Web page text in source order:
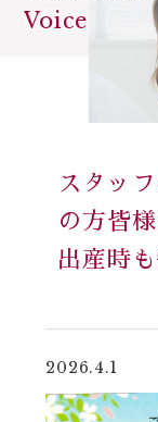
Voice
スタッ
の方皆
出産時
2026.4.1